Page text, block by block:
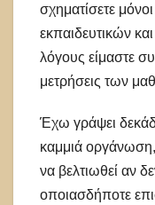
σχηματίσετε
εκπαιδευτικών
λόγους είμαστε
μετρήσεις των
Έχω γράψει
καμμιά
να βελτιωθεί αν
οποιασδήποτε